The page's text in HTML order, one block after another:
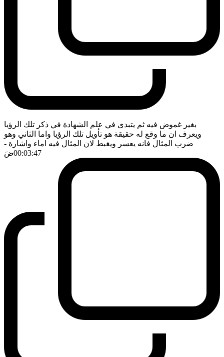
بغير غموض فيه ثم يتبدى في علم الشهادة في ذكر تلك الرؤيا
ويعرف ان ما وقع له حقيقة هو تأويل تلك الرؤيا واما الثاني وهو
ضرب المثال فانه يعسر ويغبط لان المثال فيه اماء واشارة -
00:03:47ضَ